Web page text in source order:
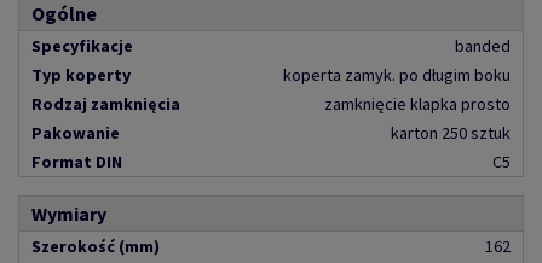
Ogólne
Specyfikacje
banded
Typ koperty
koperta zamyk. po długim boku
Rodzaj zamknięcia
zamknięcie klapka prosto
Pakowanie
karton 250 sztuk
Format DIN
C5
Wymiary
Szerokość (mm)
162